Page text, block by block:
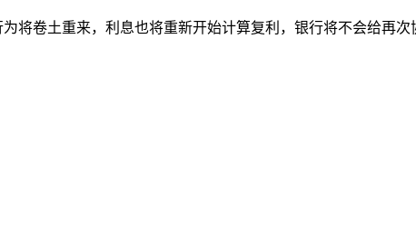
将卷土重来，利息也将重新开始计算复利，银行将不会给再